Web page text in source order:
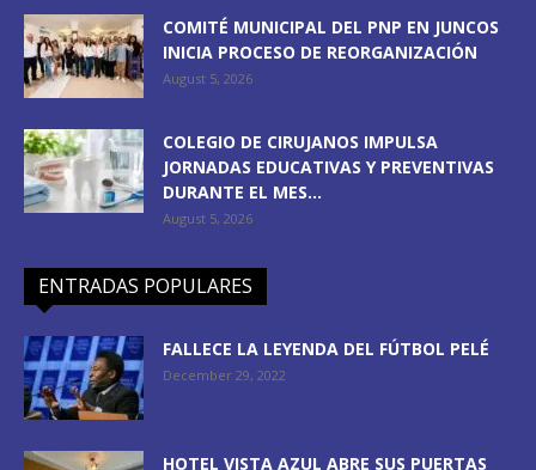
COMITÉ MUNICIPAL DEL PNP EN JUNCOS
INICIA PROCESO DE REORGANIZACIÓN
August 5, 2026
COLEGIO DE CIRUJANOS IMPULSA
JORNADAS EDUCATIVAS Y PREVENTIVAS
DURANTE EL MES...
August 5, 2026
ENTRADAS POPULARES
FALLECE LA LEYENDA DEL FÚTBOL PELÉ
December 29, 2022
HOTEL VISTA AZUL ABRE SUS PUERTAS